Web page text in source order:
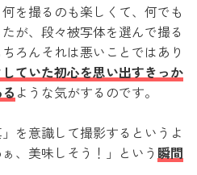
を撮るのも楽しくて、何でも
が、段々被写体を選んで撮る
ろんそれは悪いことではあり
ていた初心を思い出すきっか
ような気がするのです。
を意識して撮影するというよ
、美味しそう！」という 瞬間